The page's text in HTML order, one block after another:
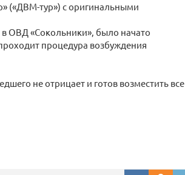
(«ДВМ-тур») с оригинальными
в ОВД «Сокольники», было начато
процедура возбуждения
не отрицает и готов возместить все